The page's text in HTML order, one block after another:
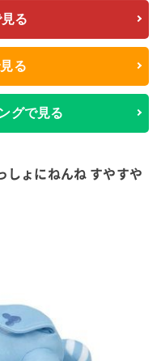
る
る
グで見る
しょにねんね すやすや